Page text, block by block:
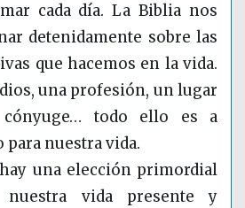
cada día. La Biblia nos
detenidamente sobre las
que hacemos en la vida.
una profesión, un lugar
todo ello es a
nuestra vida.
una elección primordial
nuestra vida presente y